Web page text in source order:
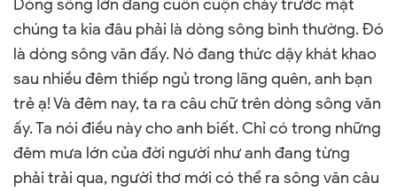
Dòng sông lớn đang cuồn cuộn chảy trước mặt
chúng ta kia đâu phải là dòng sông bình thường. Đó
là dòng sông văn đấy. Nó đang thức dậy khát khao
sau nhiều đêm thiếp ngủ trong lãng quên, anh bạn
trẻ ạ! Và đêm nay, ta ra câu chữ trên dòng sông văn
ấy. Ta nói điều này cho anh biết. Chỉ có trong những
đêm mưa lớn của đời người như anh đang từng
phải trải qua, người thơ mới có thể ra sông văn câu